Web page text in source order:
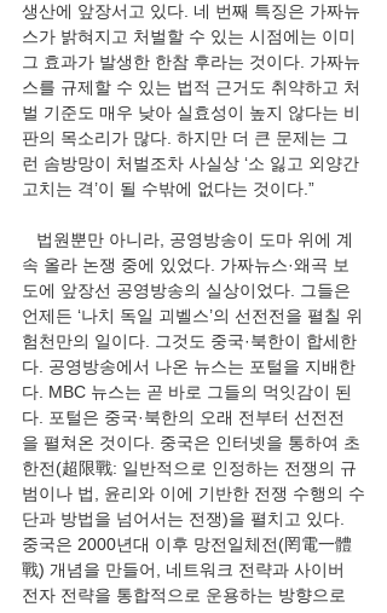
생산에 앞장서고 있다. 네 번째 특징은 가짜뉴
스가 밝혀지고 처벌할 수 있는 시점에는 이미
그 효과가 발생한 한참 후라는 것이다. 가짜뉴
스를 규제할 수 있는 법적 근거도 취약하고 처
벌 기준도 매우 낮아 실효성이 높지 않다는 비
판의 목소리가 많다. 하지만 더 큰 문제는 그
런 솜방망이 처벌조차 사실상 ‘소 잃고 외양간
고치는 격’이 될 수밖에 없다는 것이다.”
속 올라 논쟁 중에 있었다. 가짜뉴스·왜곡 보
도에 앞장선 공영방송의 실상이었다. 그들은
언제든 ‘나치 독일 괴벨스’의 선전전을 펼칠 위
험천만의 일이다. 그것도 중국·북한이 합세한
다. 공영방송에서 나온 뉴스는 포털을 지배한
다. MBC 뉴스는 곧 바로 그들의 먹잇감이 된
다. 포털은 중국·북한의 오래 전부터 선전전
을 펼쳐온 것이다. 중국은 인터넷을 통하여 초
한전(超限戰: 일반적으로 인정하는 전쟁의 규
범이나 법, 윤리와 이에 기반한 전쟁 수행의 수
단과 방법을 넘어서는 전쟁)을 펼치고 있다.
중국은 2000년대 이후 망전일체전(罔電一體
戰) 개념을 만들어, 네트워크 전략과 사이버
전자 전략을 통합적으로 운용하는 방향으로